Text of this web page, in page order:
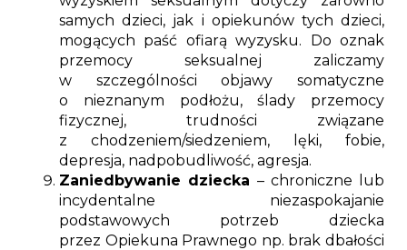
samych dzieci, jak i opiekunów tych dzieci,
mogących paść ofiarą wyzysku. Do oznak
przemocy seksualnej zaliczamy
w szczególności objawy somatyczne
o nieznanym podłożu, ślady przemocy
fizycznej, trudności związane
z chodzeniem/siedzeniem, lęki, fobie,
depresja, nadpobudliwość, agresja.
Zaniedbywanie dziecka – chroniczne lub
incydentalne niezaspokajanie
podstawowych potrzeb dziecka
przez Opiekuna Prawnego np. brak dbałości